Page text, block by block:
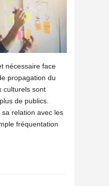
nécessaire face
propagation du
culturels sont
de publics.
sa relation avec les
fréquentation